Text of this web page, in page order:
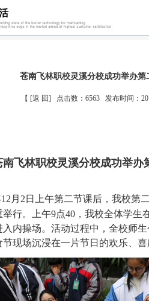
苍南飞林职校灵溪分校成功举办第
【 [返 回] 点击数：6563 发布时间：
南飞林职校灵溪分校成功举办
12月2日上午第二节课后，我校第
举行。上午9点40，我校全体学生
入内操场。活动过程中，全校师生
现场沉浸在一片节日的欢乐、喜